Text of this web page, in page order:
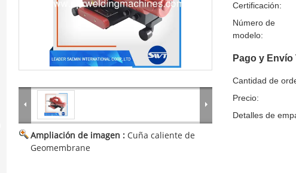
Ampliación de imagen : Cuña caliente de
Geomembrane
Certificación:
Número de
modelo:
Pago y
Cantidad de
Precio:
Detalles de